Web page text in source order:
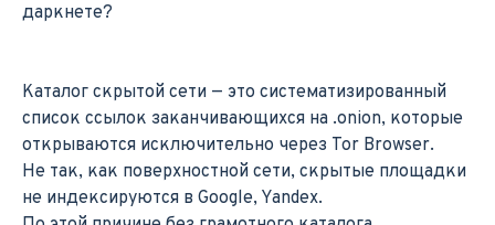
даркнете?
Каталог скрытой сети — это систематизированный
список ссылок заканчивающихся на .onion, которые
открываются исключительно через Tor Browser.
Не так, как поверхностной сети, скрытые площадки
не индексируются в Google, Yandex.